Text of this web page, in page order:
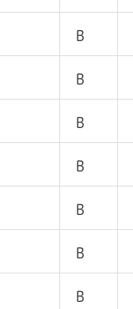
B
B
B
B
B
B
B